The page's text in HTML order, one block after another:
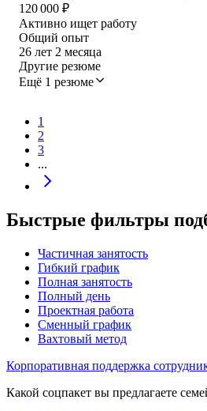
120 000 ₽
Активно ищет работу
Общий опыт
26 лет 2 месяца
Другие резюме
Ещё 1 резюме
1
2
3
...
Быстрые фильтры
Частичная занятость
Гибкий график
Полная занятость
Полный день
Проектная работа
Сменный график
Вахтовый метод
Корпоративная поддержка
Какой соцпакет вы предлагаете